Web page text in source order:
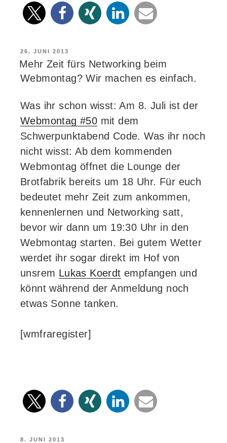
hier
gibt’s
Videos
vom
Webmontag
VERÖFFENTLICHT
AM
26. JUNI 2013
Mehr Zeit fürs Networking beim
Webmontag? Wir machen es einfach.
Was ihr schon wisst: Am 8. Juli ist der
Webmontag #50 mit dem
Schwerpunktabend Code. Was ihr noch
nicht wisst: Ab dem kommenden
Webmontag öffnet die Lounge der
Brotfabrik bereits um 18 Uhr. Für euch
bedeutet mehr Zeit zum ankommen,
kennenlernen und Networking satt,
bevor wir dann um 19:30 Uhr in den
Webmontag starten. Bei gutem Wetter
werdet ihr sogar direkt im Hof von
unsrem Lukas Koerdt empfangen und
könnt während der Anmeldung noch
etwas Sonne tanken.
[wmfraregister]
VERÖFFENTLICHT
8. JUNI 2013